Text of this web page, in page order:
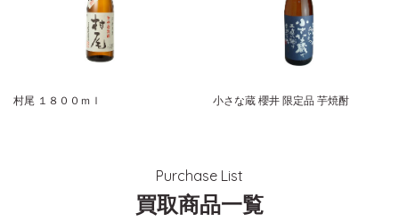
村尾 １８００ｍｌ 小さな蔵 櫻井 限定品 芋焼酎
Purchase List
買取商品一覧